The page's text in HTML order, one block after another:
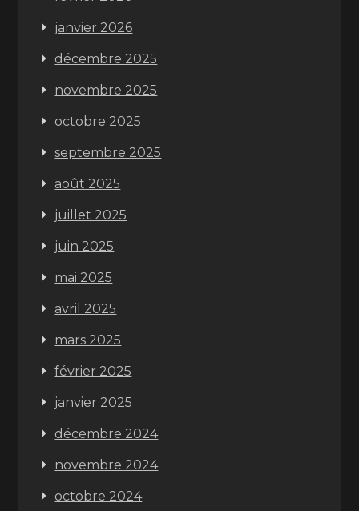
janvier 2026
décembre 2025
novembre 2025
octobre 2025
septembre 2025
août 2025
juillet 2025
juin 2025
mai 2025
avril 2025
mars 2025
février 2025
janvier 2025
décembre 2024
novembre 2024
octobre 2024